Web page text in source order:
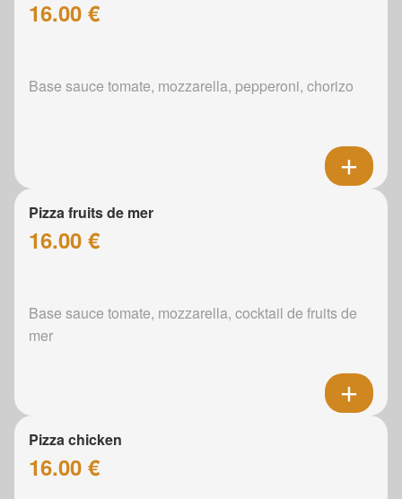
16.00 €
Base sauce tomate, mozzarella, pepperoni, chorizo
Pizza fruits de mer
16.00 €
Base sauce tomate, mozzarella, cocktail de fruits de
mer
Pizza chicken
16.00 €